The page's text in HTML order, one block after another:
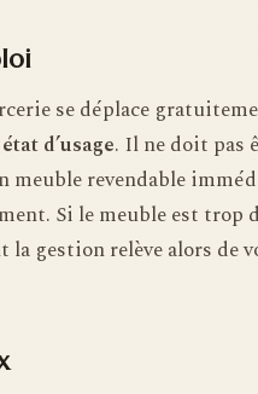
se déplace
d’usage. Il ne doit pas
revendable
Si le meuble est trop
la gestion relève alors de